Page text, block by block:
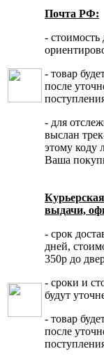
Почта РФ:
- стоимость
- товар
после
- для
выслан
этому коду
Ваша
выдачи,
- срок
дней,
350р до
- сроки и
будут
- товар
после